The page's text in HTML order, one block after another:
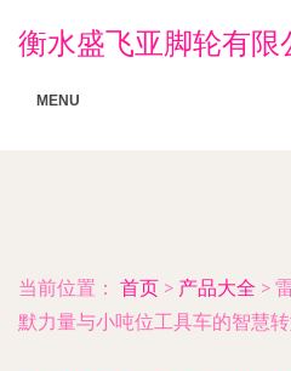
衡水盛飞亚脚轮有限
MENU
当前位置： 首页 > 产品大全 >
默力量与小吨位工具车的智慧